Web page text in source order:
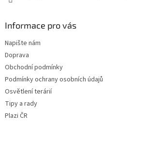
Informace pro vás
Napište nám
Doprava
Obchodní podmínky
Podmínky ochrany osobních údajů
Osvětlení terárií
Tipy a rady
Plazi ČR